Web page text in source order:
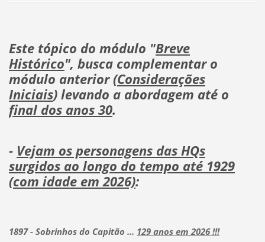
Este tópico do módulo "Breve
Histórico", busca complementar o
módulo anterior (Considerações
Iniciais) levando a abordagem até o
final dos anos 30.
- Vejam os personagens das HQs
surgidos ao longo do tempo até 1929
(com idade em 2026):
1897 - Sobrinhos do Capitão ... 129 anos em 2026 !!!